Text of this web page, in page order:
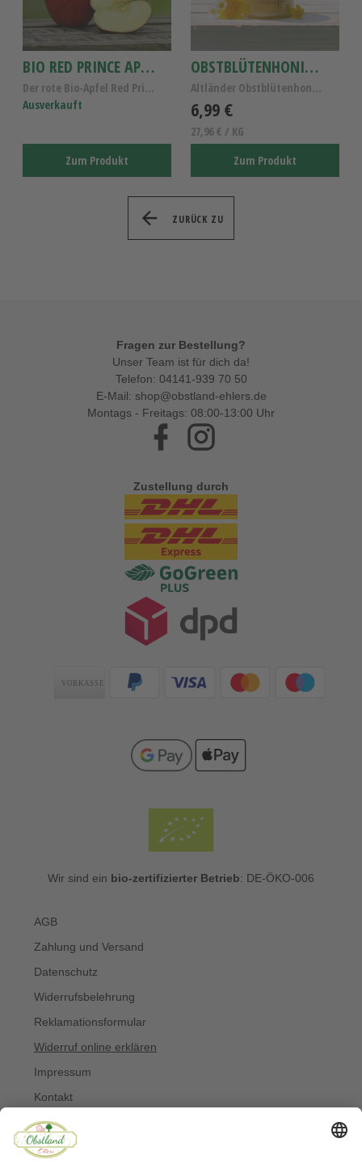
BIO RED PRINCE APFEL
Der rote Bio-Apfel Red Prince KL.I
Ausverkauft
Zum Produkt
OBSTBLÜTENHONIG 250G
Altländer Obstblütenhonig, reiner Obstblütenhonig,...
6,99 €
27,96 € / KG
Zum Produkt
ZURÜCK ZU
Fragen zur Bestellung?
Unser Team ist für dich da!
Telefon: 04141-939 70 50
E-Mail: shop@obstland-ehlers.de
Montags - Freitags: 08:00-13:00 Uhr
Facebook
Zustellung durch
Zahlungsarten
Wir sind ein bio-zertifizierter Betrieb: DE-ÖKO-006
AGB
Zahlung und Versand
Datenschutz
Widerrufsbelehrung
Reklamationsformular
Widerruf online erklären
Impressum
Kontakt
Über uns
Allergiker